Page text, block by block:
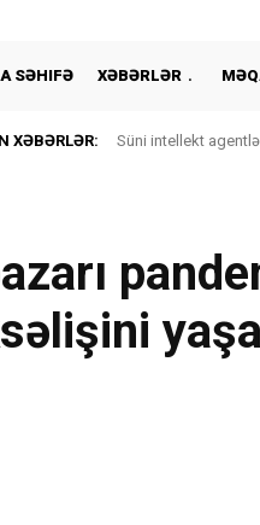
SƏHIFƏ XƏBƏRLƏR
XƏBƏRLƏR:
Süni intellekt